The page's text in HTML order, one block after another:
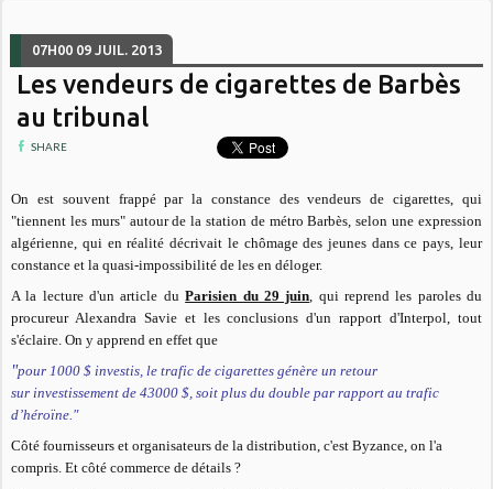
07H00 09 JUIL. 2013
Les vendeurs de cigarettes de Barbès
au tribunal
SHARE
On est souvent frappé par la constance des vendeurs de cigarettes, qui
"tiennent les murs" autour de la station de métro Barbès, selon une expression
algérienne, qui en réalité décrivait le chômage des jeunes dans ce pays, leur
constance et la quasi-impossibilité de les en déloger.
A la lecture d'un article duParisien du 29 juin, qui reprend les paroles du
procureur Alexandra Savie et les conclusions d'un rapport d'Interpol, tout
s'éclaire. On y apprend en effet que
"pour 1000 $ investis, le trafic de cigarettes génère un retour
sur investissement de 43000 $, soit plus du double par rapport au trafic
d’héroïne."
Côté fournisseurs et organisateurs de la distribution, c'est Byzance, on l'a
compris. Et côté commerce de détails ?